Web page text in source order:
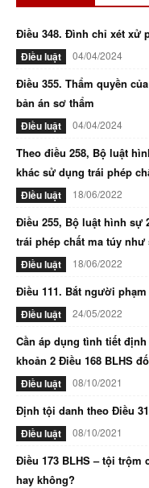
Điều 348. Đình chỉ xét xử
Điều luật 04/04/2024
Điều 355. Thẩm quyền
bản án sơ thẩm
Điều luật 04/04/2024
Theo điều 258, Bộ luật
khác sử dụng trái phép
Điều luật 18/06/2022
Điều 255, Bộ luật hình sự
trái phép chất ma túy như
Điều luật 18/06/2022
Điều 111. Bắt người
Điều luật 24/05/2022
Cần áp dụng tình tiết
khoản 2 Điều 168 BLHS
Điều luật 08/10/2021
Định tội danh theo Điều
Điều luật 08/10/2021
Điều 173 BLHS – tội trộm
hay không?